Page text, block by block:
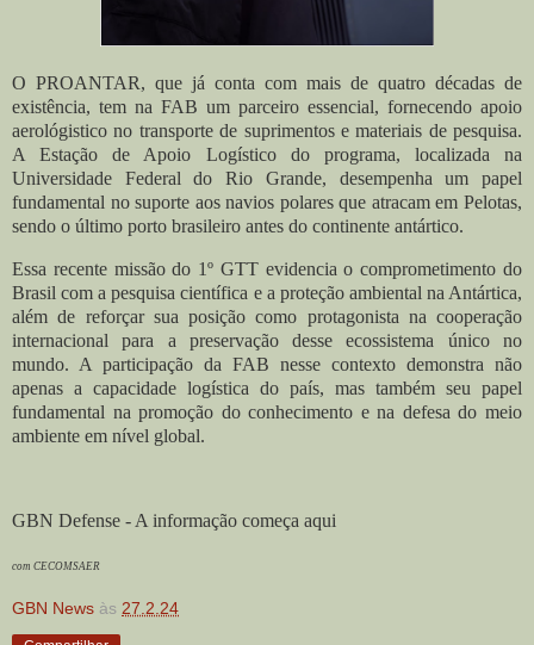
O PROANTAR, que já conta com mais de quatro décadas de
existência, tem na FAB um parceiro essencial, fornecendo apoio
aerológistico no transporte de suprimentos e materiais de pesquisa.
A Estação de Apoio Logístico do programa, localizada na
Universidade Federal do Rio Grande, desempenha um papel
fundamental no suporte aos navios polares que atracam em Pelotas,
sendo o último porto brasileiro antes do continente antártico.
Essa recente missão do 1º GTT evidencia o comprometimento do
Brasil com a pesquisa científica e a proteção ambiental na Antártica,
além de reforçar sua posição como protagonista na cooperação
internacional para a preservação desse ecossistema único no
mundo. A participação da FAB nesse contexto demonstra não
apenas a capacidade logística do país, mas também seu papel
fundamental na promoção do conhecimento e na defesa do meio
ambiente em nível global.
GBN Defense - A informação começa aqui
com CECOMSAER
GBN News às 27.2.24